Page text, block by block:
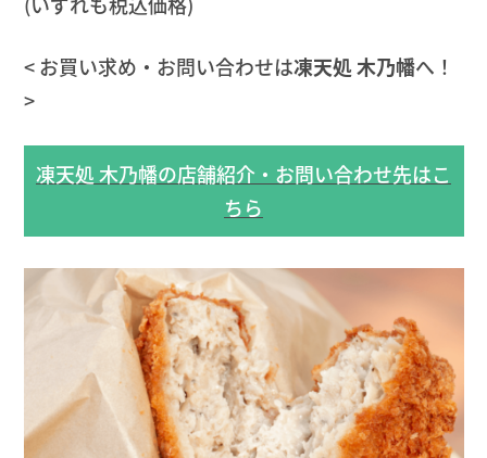
< お買い求め・お問い合わせは凍天処 木乃幡へ！
>
凍天処 木乃幡の店舗紹介・お問い合わせ先はこ
ちら